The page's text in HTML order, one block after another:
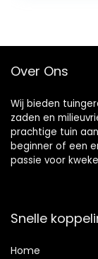
Boonie Hut
Over Ons
Wij bieden
zaden en
prachtige tuin
beginner of een
passie voor
Snelle
Home